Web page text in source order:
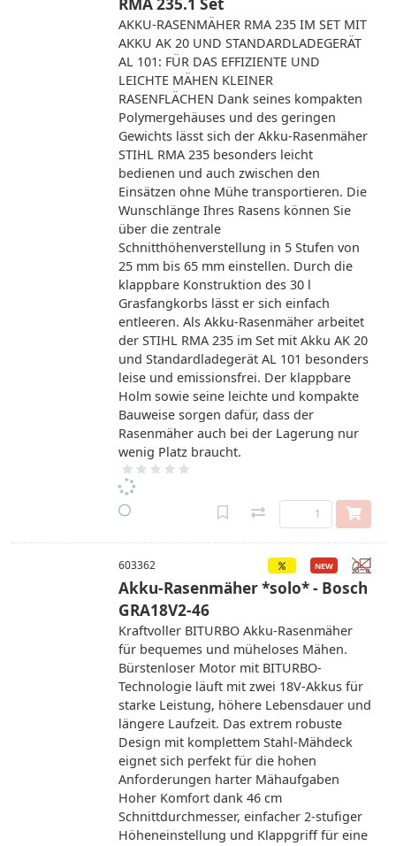
AKKU-RASENMÄHER RMA 235 IM SET MIT
AKKU AK 20 UND STANDARDLADEGERÄT
AL 101: FÜR DAS EFFIZIENTE UND
LEICHTE MÄHEN KLEINER
RASENFLÄCHEN Dank seines kompakten
Polymergehäuses und des geringen
Gewichts lässt sich der Akku-Rasenmäher
STIHL RMA 235 besonders leicht
bedienen und auch zwischen den
Einsätzen ohne Mühe transportieren. Die
Wunschlänge Ihres Rasens können Sie
über die zentrale
Schnitthöhenverstellung in 5 Stufen von
25 mm bis 65 mm einstellen. Durch die
klappbare Konstruktion des 30 l
Grasfangkorbs lässt er sich einfach
entleeren. Als Akku-Rasenmäher arbeitet
der STIHL RMA 235 im Set mit Akku AK 20
und Standardladegerät AL 101 besonders
leise und emissionsfrei. Der klappbare
Holm sowie seine leichte und kompakte
Bauweise sorgen dafür, dass der
Rasenmäher auch bei der Lagerung nur
wenig Platz braucht.
603362
Akku-Rasenmäher *solo* - Bosch
GRA18V2-46
Kraftvoller BITURBO Akku-Rasenmäher
für bequemes und müheloses Mähen.
Bürstenloser Motor mit BITURBO-
Technologie läuft mit zwei 18V-Akkus für
starke Leistung, höhere Lebensdauer und
längere Laufzeit. Das extrem robuste
Design mit komplettem Stahl-Mähdeck
eignet sich perfekt für die hohen
Anforderungen harter Mähaufgaben
Hoher Komfort dank 46 cm
Schnittdurchmesser, einfacher 2-stufiger
Höheneinstellung und Klappgriff für eine